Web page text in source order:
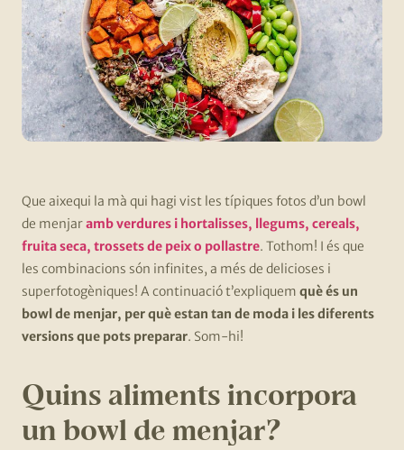
Que aixequi la mà qui hagi vist les típiques fotos d’un bowl
de menjaramb verdures i hortalisses, llegums, cereals,
fruita seca, trossets de peix o pollastre. Tothom! I és que
les combinacions són infinites, a més de delicioses i
superfotogèniques! A continuació t’expliquem què és un
bowl de menjar, per què estan tan de moda i les diferents
versions que pots preparar. Som-hi!
Quins aliments incorpora
un bowl de menjar?